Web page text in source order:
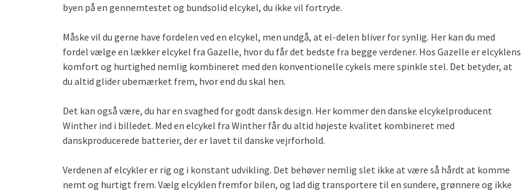
byen på en gennemtestet og bundsolid elcykel, du ikke vil fortryde.
Måske vil du gerne have fordelen ved en elcykel, men undgå, at el-delen bliver for synlig. Her kan du med
fordel vælge en lækker elcykel fra Gazelle, hvor du får det bedste fra begge verdener. Hos Gazelle er elcyklens
komfort og hurtighed nemlig kombineret med den konventionelle cykels mere spinkle stel. Det betyder, at
du altid glider ubemærket frem, hvor end du skal hen.
Det kan også være, du har en svaghed for godt dansk design. Her kommer den danske elcykelproducent
Winther ind i billedet. Med en elcykel fra Winther får du altid højeste kvalitet kombineret med
danskproducerede batterier, der er lavet til danske vejrforhold.
Verdenen af elcykler er rig og i konstant udvikling. Det behøver nemlig slet ikke at være så hårdt at komme
nemt og hurtigt frem. Vælg elcyklen fremfor bilen, og lad dig transportere til en sundere, grønnere og ikke